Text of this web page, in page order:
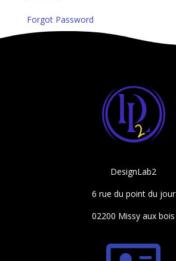
Forgot Password
DesignLab2
6 rue du point du jour
02200 Missy aux bois